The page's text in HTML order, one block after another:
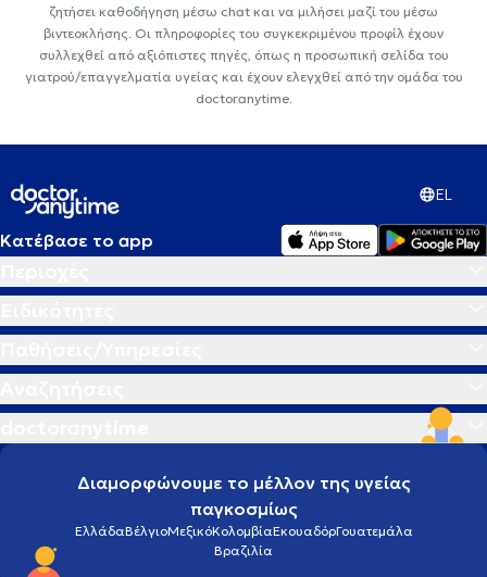
ζητήσει καθοδήγηση μέσω chat και να μιλήσει μαζί του μέσω
βιντεοκλήσης. Οι πληροφορίες του συγκεκριμένου προφίλ έχουν
συλλεχθεί από αξιόπιστες πηγές, όπως η προσωπική σελίδα του
γιατρού/επαγγελματία υγείας και έχουν ελεγχθεί από την ομάδα του
doctoranytime.
EL
Κατέβασε το app
Διαμορφώνουμε το μέλλον της υγείας
παγκοσμίως
ΕλλάδαΒέλγιοΜεξικόΚολομβίαΕκουαδόρΓουατεμάλα
Βραζιλία